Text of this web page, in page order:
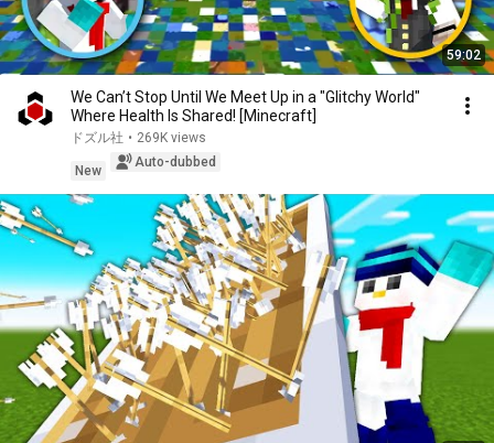
59:02
We Can’t Stop Until We Meet Up in a "Glitchy World"
Where Health Is Shared! [Minecraft]
ドズル社 • 269K views
New
Auto-dubbed